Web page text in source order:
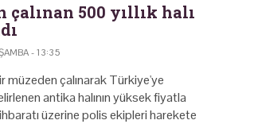
çalınan 500 yıllık halı
- 13:35
müzeden çalınarak Türkiye'ye
antika halının yüksek fiyatla
üzerine polis ekipleri harekete